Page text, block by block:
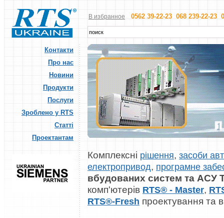
В избранное 0562 39-22-23 068 239-22-23
Контакти
Про нас
Новини
Продукти
Послуги
Зроблено у RTS
Статті
Проектантам
Комплексні рішення, засоби
електропривод, програмне
вбудованих систем та АСУ
комп'ютерів RTS® - Master,
RTS®-Fresh проектування та